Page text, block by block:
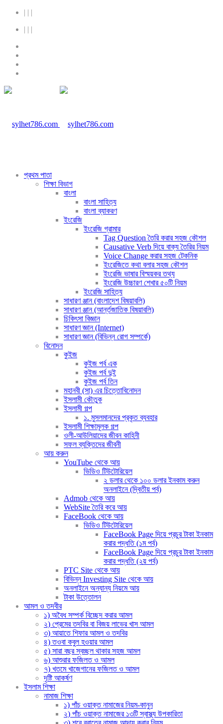
| | |
| | |
প্রথম পাতা
শিক্ষা বিভাগ
বাংলা
বাংলা সাহিত্য
বাংলা ব্যাকরণ
ইংরেজি
ইংরেজি গ্রামার
Tag Question তৈরি করার সহজ কৌশল
Causative Verb দিয়ে বাক্য তৈরির নিয়ম
Voice Change করার সহজ টেকনিক
ইংরেজিতে কথা বলার সহজ কৌশল
ইংরেজি ভাষার বিস্ময়কর তথ্য
ইংরেজি উচ্চারণ শেখার ৫০টি নিয়ম
ইংরেজি সাহিত্য
সাধারণ ঞ্জান (বাংলাদেশ বিষয়াবলি)
সাধারণ ঞ্জান (আর্ন্তজাতিক বিষয়াবলি)
চিকিৎসা বিজ্ঞান
সাধারণ জ্ঞান (Internet)
সাধারণ জ্ঞান (বিভিন্ন রোগ সম্পর্কে)
বিনোদন
কুইজ
কুইজ পর্ব এক
কুইজ পর্ব দুই
কুইজ পর্ব তিন
মহানবী (সা) এর চিত্তোবিনোদন
ইসলামী কৌতুক
ইসলামী গল্প
১. মুসলমানদের প্রকৃত ব্যবহার
ইসলামী শিক্ষামূলক গল্প
ওলী-আউলিয়াদের জীবন কাহিনী
সফল ব্যক্তিদের জীবনী
আয় করুন
YouTube থেকে আয়
ভিডিও টিউটোরিয়েল
২ ডলার থেকে ১০০ ডলার ইনকাম করুন
অনলাইনে (দ্বিতীয় পর্ব)
Admob থেকে আয়
WebSite তৈরি করে আয়
FaceBook থেকে আয়
ভিডিও টিউটোরিয়েল
FaceBook Page দিয়ে প্রচুর টাকা ইনকাম
করার পদ্ধতি (১ম পর্ব)
FaceBook Page দিয়ে প্রচুর টাকা ইনকাম
করার পদ্ধতি (২য় পর্ব)
PTC Site থেকে আয়
বিভিন্ন Investing Site থেকে আয়
অনলাইনে অন্যান্য নিয়মে আয়
টাকা উত্তোলন
আমল ও তদবীর
১) অবৈধ সম্পর্ক বিচ্ছেদ করার আমল
২) প্রেমের তদবির বা বিজয় লাভের খাস আমল
৩) আয়াতে শিফার আমল ও তদবির
৪) তওবা কবুল হওয়ার আমল
৫) সারা বছর স্বচ্ছল থাকার সহজ আমল
৬) আশুরার ফজিলত ও আমল
৭) খতমে খাজেগানের ফজিলত ও আমল
দৃষ্টি আকর্ষণ
ইসলাম শিক্ষা
নামাজ শিক্ষা
১) পাঁচ ওয়াক্ত নামাজের নিয়ম-কানুন
২) পাঁচ ওয়াক্ত নামাজের ১৩টি স্বাস্থ্য উপকারিতা